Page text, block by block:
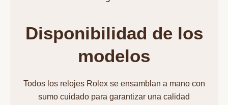
Disponibilidad de los
modelos
Todos los relojes Rolex se ensamblan a mano con
sumo cuidado para garantizar una calidad